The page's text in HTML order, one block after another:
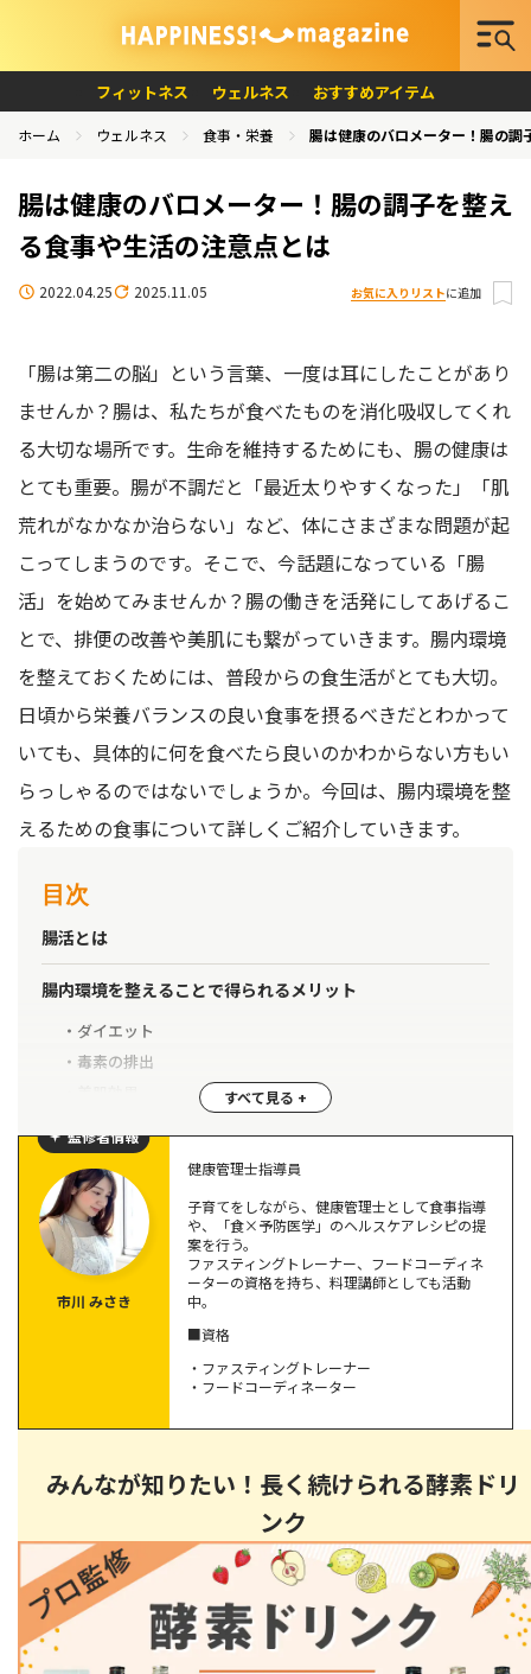
フィットネス ウェルネス おすすめアイテム
ホーム ウェルネス 食事・栄養 腸は健康のバロメーター！腸の調
腸は健康のバロメーター！腸の調子を整え
る食事や生活の注意点とは
2022.04.25 2025.11.05 お気に入りリストに追加
「腸は第二の脳」という言葉、一度は耳にしたことがあり
ませんか？腸は、私たちが食べたものを消化吸収してくれ
る大切な場所です。生命を維持するためにも、腸の健康は
とても重要。腸が不調だと「最近太りやすくなった」「肌
荒れがなかなか治らない」など、体にさまざまな問題が起
こってしまうのです。そこで、今話題になっている「腸
活」を始めてみませんか？腸の働きを活発にしてあげるこ
とで、排便の改善や美肌にも繋がっていきます。腸内環境
を整えておくためには、普段からの食生活がとても大切。
日頃から栄養バランスの良い食事を摂るべきだとわかって
いても、具体的に何を食べたら良いのかわからない方もい
らっしゃるのではないでしょうか。今回は、腸内環境を整
えるための食事について詳しくご紹介していきます。
目次
腸活とは
腸内環境を整えることで得られるメリット
ダイエット
毒素の排出
腸活におすすめの食べ物や食べ方
食物繊維
オリゴ糖
発酵食品
運動前の注意点
監修者情報
市川 みさき
健康管理士指導員
子育てをしながら、健康管理士として食事指導
や、「食×予防医学」のヘルスケアレシピの提
案を行う。
ファスティングトレーナー、フードコーディネ
ーターの資格を持ち、料理講師としても活動
中。
■資格
・ファスティングトレーナー
・フードコーディネーター
みんなが知りたい！長く続けられる酵素ドリ
ンク